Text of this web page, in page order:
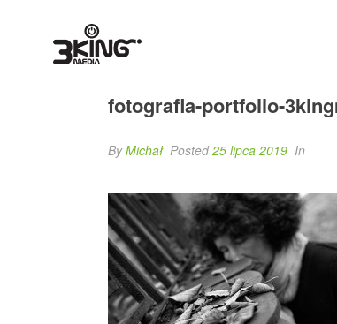
fotografia-portfolio-
ByMichał Posted25 lipca 2019 In